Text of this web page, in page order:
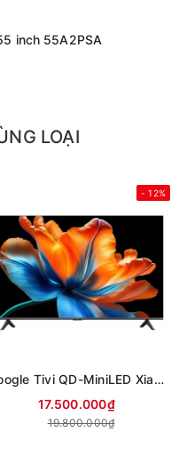
inch 55A2PSA
LOẠI
- 12%
Google Tivi QD-MiniLED Xiaomi S 4K 75 inch L75MC-SSEA (Mới 2026)
17.500.000₫
19.800.000₫